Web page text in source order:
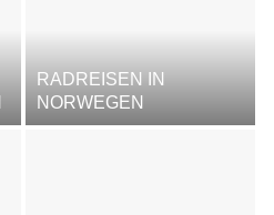
RADREISEN IN
NORWEGEN